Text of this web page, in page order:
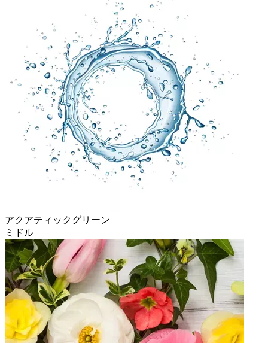
アクアティックグリーン
ミドル